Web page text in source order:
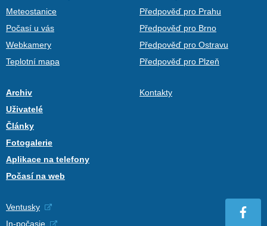
Meteostanice
Počasí u vás
Webkamery
Teplotní mapa
Předpověď pro Prahu
Předpověď pro Brno
Předpověď pro Ostravu
Předpověď pro Plzeň
Archiv
Uživatelé
Články
Fotogalerie
Aplikace na telefony
Počasí na web
Kontakty
Ventusky
In-počasie